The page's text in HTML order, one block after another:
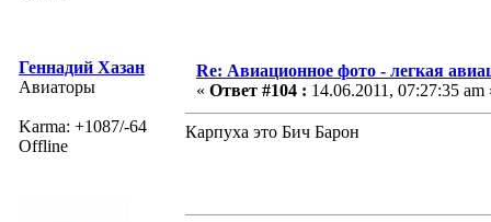
Геннадий Хазан
Авиаторы
Karma: +1087/-64
Offline
Re: Авиационное фото - легкая
« Ответ #104 : 14.06.2011, 07:27:35 am
Карпуха это Бич Барон